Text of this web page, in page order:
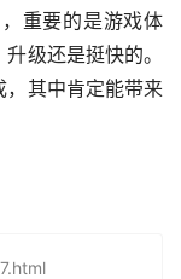
重要的是游戏体
级还是挺快的。
，其中肯定能带来